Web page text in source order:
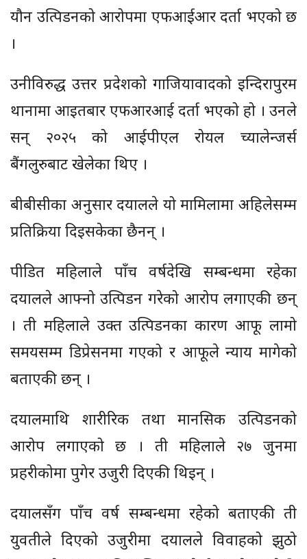
यौन उत्पिडनको आरोपमा एफआईआर दर्ता भएको छ
।
उनीविरुद्ध उत्तर प्रदेशको गाजियावादको इन्दिरापुरम
थानामा आइतबार एफआरआई दर्ता भएको हो । उनले
सन् २०२५ को आईपीएल रोयल च्यालेन्जर्स
बैंगलुरुबाट खेलेका थिए ।
बीबीसीका अनुसार दयालले यो मामिलामा अहिलेसम्म
प्रतिक्रिया दिइसकेका छैनन् ।
पीडित महिलाले पाँच वर्षदेखि सम्बन्धमा रहेका
दयालले आफ्नो उत्पिडन गरेको आरोप लगाएकी छन्
। ती महिलाले उक्त उत्पिडनका कारण आफू लामो
समयसम्म डिप्रेसनमा गएको र आफूले न्याय मागेको
बताएकी छन् ।
दयालमाथि शारीरिक तथा मानसिक उत्पिडनको
आरोप लगाएको छ । ती महिलाले २७ जुनमा
प्रहरीकोमा पुगेर उजुरी दिएकी थिइन् ।
दयालसँग पाँच वर्ष सम्बन्धमा रहेको बताएकी ती
युवतीले दिएको उजुरीमा दयालले विवाहको झुठो